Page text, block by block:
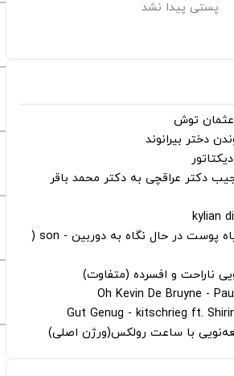
پستی پیدا نشد
عثمان ‌توش
دختر بیرانوند
دکتر عراقچی به دکتر محمد باقر
دانلود قالب مرد سیاه پوست در حال نگاه به دوربین - son (
ناراحت و افسرده (متفاوت)
با ساعت رولکس(ورژن اصلی)